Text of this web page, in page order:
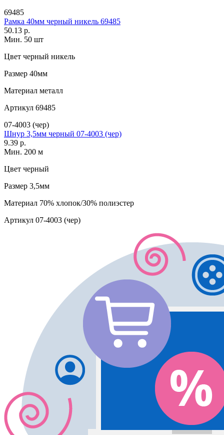
69485
Рамка 40мм черный никель 69485
50.13 р.
Мин. 50 шт
Цвет черный никель
Размер 40мм
Материал металл
Артикул 69485
07-4003 (чер)
Шнур 3,5мм черный 07-4003 (чер)
9.39 р.
Мин. 200 м
Цвет черный
Размер 3,5мм
Материал 70% хлопок/30% полиэстер
Артикул 07-4003 (чер)